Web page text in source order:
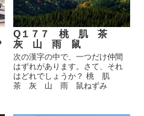
Q１７７ 桃 肌 茶
灰 山 雨 鼠
次の漢字の中で、一つだけ仲間
はずれがあります。さて、それ
はどれでしょうか？ 桃 肌
茶 灰 山 雨 鼠ねずみ